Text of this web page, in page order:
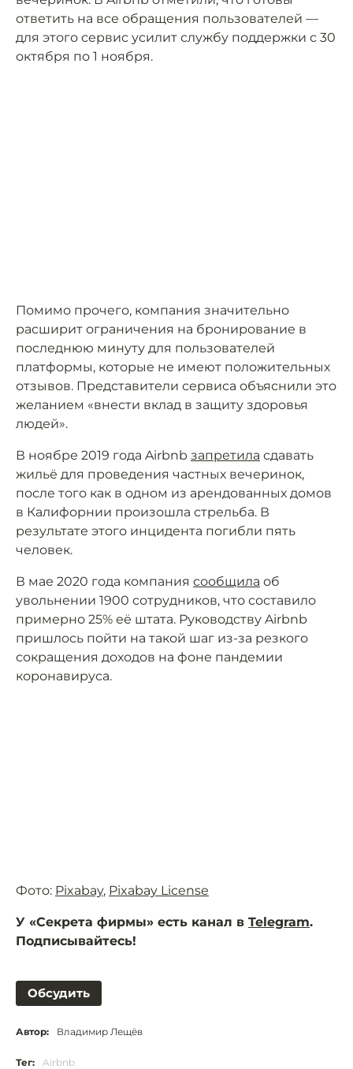
ответить на все обращения пользователей —
для этого сервис усилит службу поддержки с 30
октября по 1 ноября.
Помимо прочего, компания значительно
расширит ограничения на бронирование в
последнюю минуту для пользователей
платформы, которые не имеют положительных
отзывов. Представители сервиса объяснили это
желанием «внести вклад в защиту здоровья
людей».
В ноябре 2019 года Airbnb запретила сдавать
жильё для проведения частных вечеринок,
после того как в одном из арендованных домов
в Калифорнии произошла стрельба. В
результате этого инцидента погибли пять
человек.
В мае 2020 года компания сообщила об
увольнении 1900 сотрудников, что составило
примерно 25% её штата. Руководству Airbnb
пришлось пойти на такой шаг из-за резкого
сокращения доходов на фоне пандемии
коронавируса.
Фото: Pixabay, Pixabay License
У «Секрета фирмы» есть канал в Telegram.
Подписывайтесь!
Обсудить
Автор: Владимир Лещёв
Тег: Airbnb